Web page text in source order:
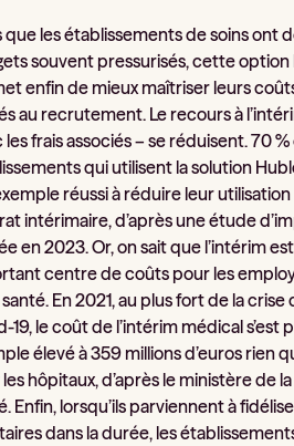
que les établissements de soins ont
souvent pressurisés, cette option
enfin de mieux maîtriser leurs
au recrutement. Le recours à
frais associés – se réduisent. 70
qui utilisent la solution
réussi à réduire leur
intérimaire, d’après une étude
en 2023. Or, on sait que l’intérim
centre de coûts pour les
En 2021, au plus fort de la crise
19, le coût de l’intérim médical s’est
élevé à 359 millions d’euros rien
hôpitaux, d’après le ministère de la
Enfin, lorsqu’ils parviennent à
dans la durée, les